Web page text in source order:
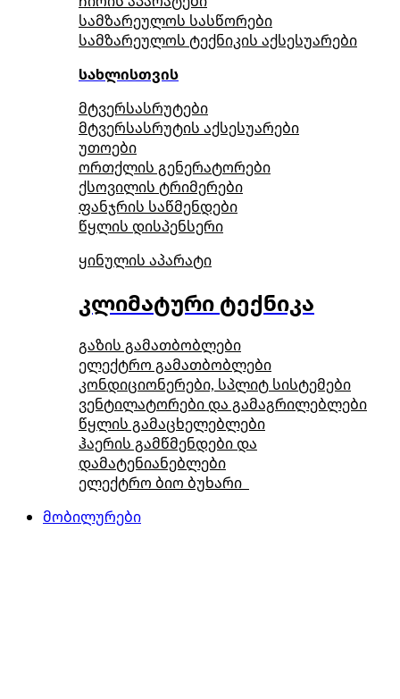
სამზარეულოს სასწორები
სამზარეულოს ტექნიკის აქსესუარები
სახლისთვის
მტვერსასრუტები
მტვერსასრუტის აქსესუარები
უთოები
ორთქლის გენერატორები
ქსოვილის ტრიმერები
ფანჯრის საწმენდები
წყლის დისპენსერი
ყინულის აპარატი
კლიმატური ტექნიკა
გაზის გამათბობლები
ელექტრო გამათბობლები
კონდიციონერები, სპლიტ სისტემები
ვენტილატორები და გამაგრილებლები
წყლის გამაცხელებლები
ჰაერის გამწმენდები და
დამატენიანებლები
ელექტრო ბიო ბუხარი
მობილურები